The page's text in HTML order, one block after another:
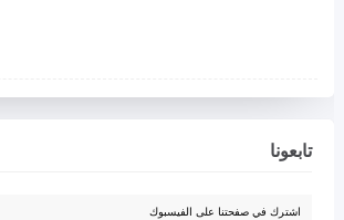
تابعونا
اشترك في صفحتنا على الفيسبوك